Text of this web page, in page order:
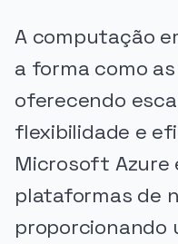
A computação
a forma como
oferecendo
flexibilidade e
Microsoft Azure
plataformas de
proporcionando